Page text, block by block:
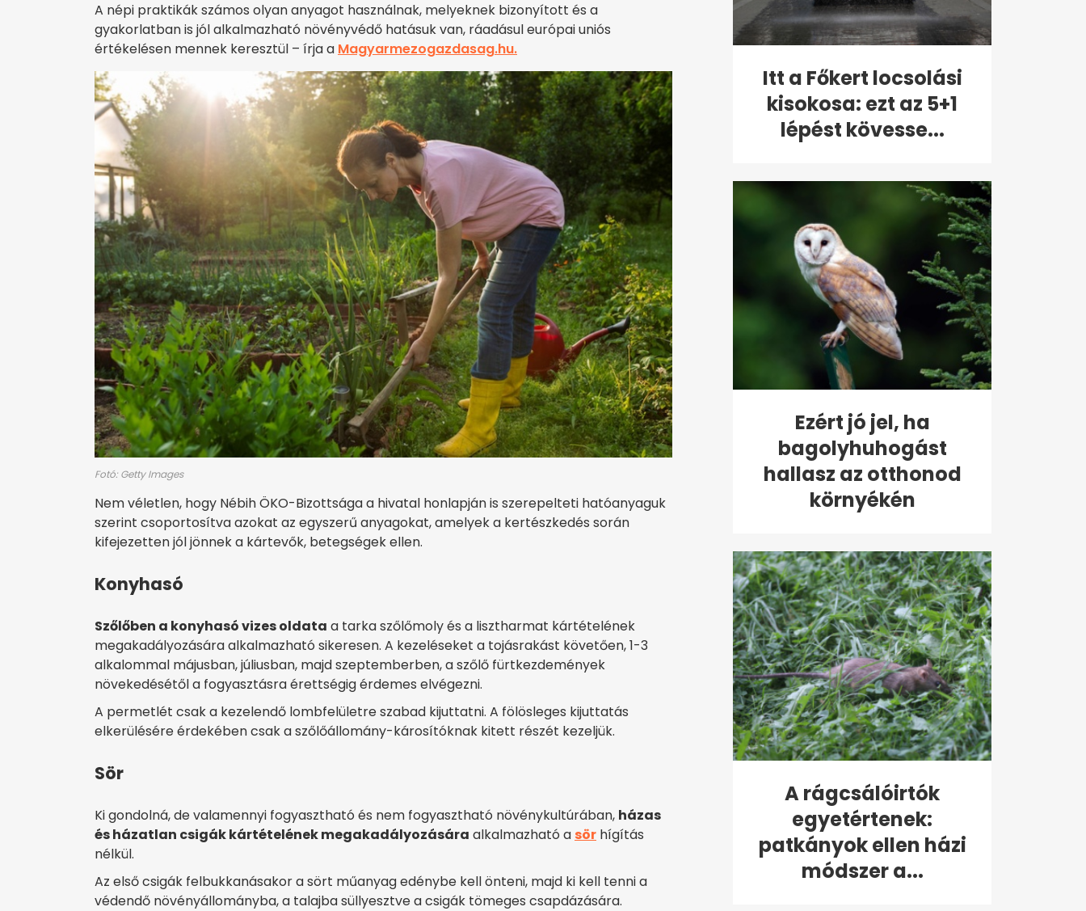
A népi praktikák számos olyan anyagot használnak, melyeknek bizonyított és a
gyakorlatban is jól alkalmazható növényvédő hatásuk van, ráadásul európai uniós
értékelésen mennek keresztül – írja a Magyarmezogazdasag.hu.
Fotó: Getty Images
Nem véletlen, hogy Nébih ÖKO-Bizottsága a hivatal honlapján is szerepelteti hatóanyaguk
szerint csoportosítva azokat az egyszerű anyagokat, amelyek a kertészkedés során
kifejezetten jól jönnek a kártevők, betegségek ellen.
Konyhasó
Szőlőben a konyhasó vizes oldata a tarka szőlőmoly és a lisztharmat kártételének
megakadályozására alkalmazható sikeresen. A kezeléseket a tojásrakást követően, 1-3
alkalommal májusban, júliusban, majd szeptemberben, a szőlő fürtkezdemények
növekedésétől a fogyasztásra érettségig érdemes elvégezni.
A permetlét csak a kezelendő lombfelületre szabad kijuttatni. A fölösleges kijuttatás
elkerülésére érdekében csak a szőlőállomány-károsítóknak kitett részét kezeljük.
Sör
Ki gondolná, de valamennyi fogyasztható és nem fogyasztható növénykultúrában, házas
és házatlan csigák kártételének megakadályozására alkalmazható a sör hígítás
nélkül.
Az első csigák felbukkanásakor a sört műanyag edénybe kell önteni, majd ki kell tenni a
védendő növényállományba, a talajba süllyesztve a csigák tömeges csapdázására.
Itt a Főkert locsolási
kisokosa: ezt az 5+1
lépést kövesse...
Ezért jó jel, ha
bagolyhuhogást
hallasz az otthonod
környékén
A rágcsálóirtók
egyetértenek:
patkányok ellen házi
módszer a...